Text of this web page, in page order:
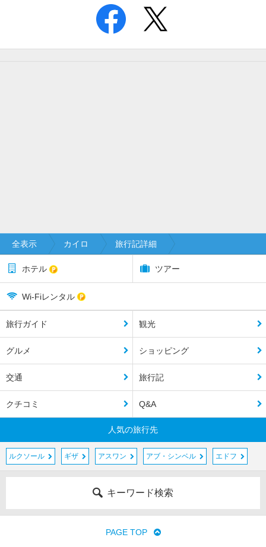
全表示 カイロ 旅行記詳細
ホテル ツアー
Wi-Fiレンタル
旅行ガイド 観光
グルメ ショッピング
交通 旅行記
クチコミ Q&A
人気の旅行先
ルクソール ギザ アスワン アブ・シンベル エドフ
キーワード検索
PAGE TOP